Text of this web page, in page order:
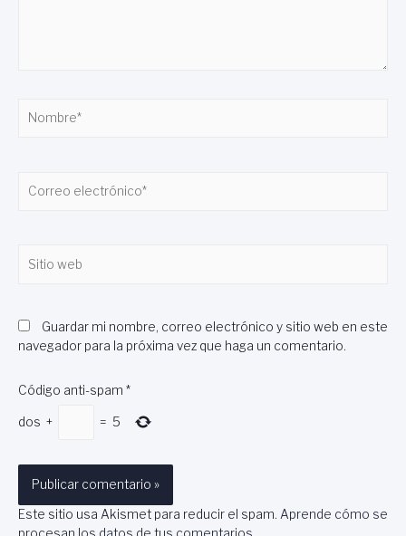
electrónico*
web
Guardar mi nombre, correo electrónico y sitio web en este
navegador para la próxima vez que haga un comentario.
Código anti-spam *
dos + = 5
Este sitio usa Akismet para reducir el spam. Aprende cómo se